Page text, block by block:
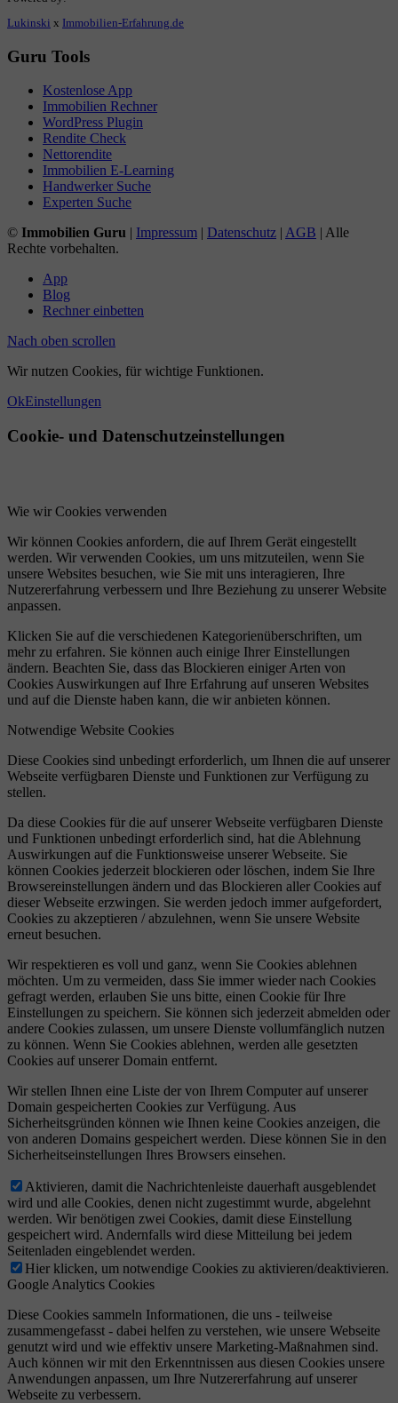
Lukinski x Immobilien-Erfahrung.de
Guru Tools
Kostenlose App
Immobilien Rechner
WordPress Plugin
Rendite Check
Nettorendite
Immobilien E-Learning
Handwerker Suche
Experten Suche
© Immobilien Guru | Impressum | Datenschutz | AGB | Alle
Rechte vorbehalten.
App
Blog
Rechner einbetten
Nach oben scrollen
Wir nutzen Cookies, für wichtige Funktionen.
OkEinstellungen
Cookie- und Datenschutzeinstellungen
Wie wir Cookies verwenden
Wir können Cookies anfordern, die auf Ihrem Gerät eingestellt
werden. Wir verwenden Cookies, um uns mitzuteilen, wenn Sie
unsere Websites besuchen, wie Sie mit uns interagieren, Ihre
Nutzererfahrung verbessern und Ihre Beziehung zu unserer Website
anpassen.
Klicken Sie auf die verschiedenen Kategorienüberschriften, um
mehr zu erfahren. Sie können auch einige Ihrer Einstellungen
ändern. Beachten Sie, dass das Blockieren einiger Arten von
Cookies Auswirkungen auf Ihre Erfahrung auf unseren Websites
und auf die Dienste haben kann, die wir anbieten können.
Notwendige Website Cookies
Diese Cookies sind unbedingt erforderlich, um Ihnen die auf unserer
Webseite verfügbaren Dienste und Funktionen zur Verfügung zu
stellen.
Da diese Cookies für die auf unserer Webseite verfügbaren Dienste
und Funktionen unbedingt erforderlich sind, hat die Ablehnung
Auswirkungen auf die Funktionsweise unserer Webseite. Sie
können Cookies jederzeit blockieren oder löschen, indem Sie Ihre
Browsereinstellungen ändern und das Blockieren aller Cookies auf
dieser Webseite erzwingen. Sie werden jedoch immer aufgefordert,
Cookies zu akzeptieren / abzulehnen, wenn Sie unsere Website
erneut besuchen.
Wir respektieren es voll und ganz, wenn Sie Cookies ablehnen
möchten. Um zu vermeiden, dass Sie immer wieder nach Cookies
gefragt werden, erlauben Sie uns bitte, einen Cookie für Ihre
Einstellungen zu speichern. Sie können sich jederzeit abmelden oder
andere Cookies zulassen, um unsere Dienste vollumfänglich nutzen
zu können. Wenn Sie Cookies ablehnen, werden alle gesetzten
Cookies auf unserer Domain entfernt.
Wir stellen Ihnen eine Liste der von Ihrem Computer auf unserer
Domain gespeicherten Cookies zur Verfügung. Aus
Sicherheitsgründen können wie Ihnen keine Cookies anzeigen, die
von anderen Domains gespeichert werden. Diese können Sie in den
Sicherheitseinstellungen Ihres Browsers einsehen.
Aktivieren, damit die Nachrichtenleiste dauerhaft ausgeblendet
wird und alle Cookies, denen nicht zugestimmt wurde, abgelehnt
werden. Wir benötigen zwei Cookies, damit diese Einstellung
gespeichert wird. Andernfalls wird diese Mitteilung bei jedem
Seitenladen eingeblendet werden.
Hier klicken, um notwendige Cookies zu aktivieren/deaktivieren.
Google Analytics Cookies
Diese Cookies sammeln Informationen, die uns - teilweise
zusammengefasst - dabei helfen zu verstehen, wie unsere Webseite
genutzt wird und wie effektiv unsere Marketing-Maßnahmen sind.
Auch können wir mit den Erkenntnissen aus diesen Cookies unsere
Anwendungen anpassen, um Ihre Nutzererfahrung auf unserer
Webseite zu verbessern.